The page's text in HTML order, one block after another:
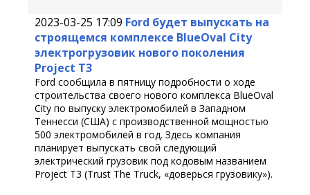
2023-03-25 17:09 Ford будет выпускать на
строящемся комплексе BlueOval City
электрогрузовик нового поколения
Project T3
Ford сообщила в пятницу подробности о ходе
строительства своего нового комплекса BlueOval
City по выпуску электромобилей в Западном
Теннесси (США) с производственной мощностью
500 электромобилей в год. Здесь компания
планирует выпускать свой следующий
электрический грузовик под кодовым названием
Project T3 (Trust The Truck, «доверься грузовику»).